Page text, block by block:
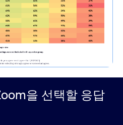
을 선택할 응답